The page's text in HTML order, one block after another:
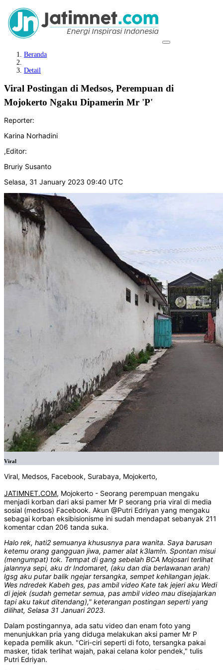
Beranda
Detail
Viral Postingan di Medsos, Perempuan di
Mojokerto Ngaku Dipamerin Mr 'P'
Reporter:
Karina Norhadini
,Editor:
Bruriy Susanto
Selasa, 31 January 2023 09:40 UTC
Viral
Viral, Medsos, Facebook, Surabaya, Mojokerto,
JATIMNET.COM, Mojokerto - Seorang perempuan mengaku
menjadi korban dari aksi pamer Mr P seorang pria viral di media
sosial (medsos) Facebook. Akun @Putri Edriyan yang mengaku
sebagai korban eksibisionisme ini sudah mendapat sebanyak 211
komentar cdan 206 tanda suka.
Halo rek, hati2 semuanya khususnya para wanita. Saya barusan
ketemu orang gangguan jiwa, pamer alat k3lam!n. Spontan misui
(mengumpat) tok. Tempat di gang sebelah BCA Mojosari terlihat
jalannya sepi, aku dr Indomaret, (aku dan dia berlawanan arah)
lgsg aku putar balik ngejar tersangka, sempet kehilangan jejak.
Wes ndredek Kabeh ges, pas ambil video Kate tak jejeri aku Wedi
di jejek (sudah gemetar semua, pas ambil video mau disejajarkan
tapi aku takut ditendang)," keterangan postingan seperti yang
dilihat, Selasa 31 Januari 2023.
Dalam postingannya, ada satu video dan enam foto yang
menunjukkan pria yang diduga melakukan aksi pamer Mr P
kepada pemilik akun. "Ciri-ciri seperti di foto, tersangka pakai
masker, tidak terlihat wajah, pakai celana kolor pendek," tulis
Putri Edriyan.